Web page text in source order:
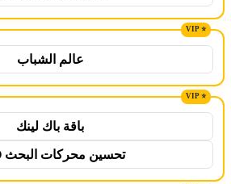
عالم الشباب
باقة باك لينك
تحسين محركات البحث SEO